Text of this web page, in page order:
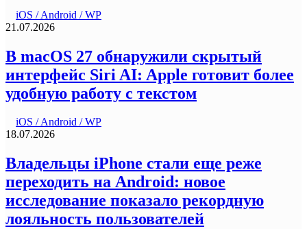
iOS / Android / WP
21.07.2026
В macOS 27 обнаружили скрытый
интерфейс Siri AI: Apple готовит более
удобную работу с текстом
iOS / Android / WP
18.07.2026
Владельцы iPhone стали еще реже
переходить на Android: новое
исследование показало рекордную
лояльность пользователей